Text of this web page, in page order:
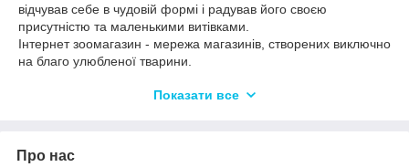
відчував себе в чудовій формі і радував його своєю
присутністю та маленькими витівками.
Інтернет зоомагазин - мережа магазинів, створених виключно
на благо улюбленої тварини.
дуже динамічно, прагнучи задовольнити найменші примхи
купити зараз для улюбленої тварини.
Показати все
Про нас